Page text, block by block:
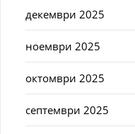
декември 2025
ноември 2025
октомври 2025
септември 2025